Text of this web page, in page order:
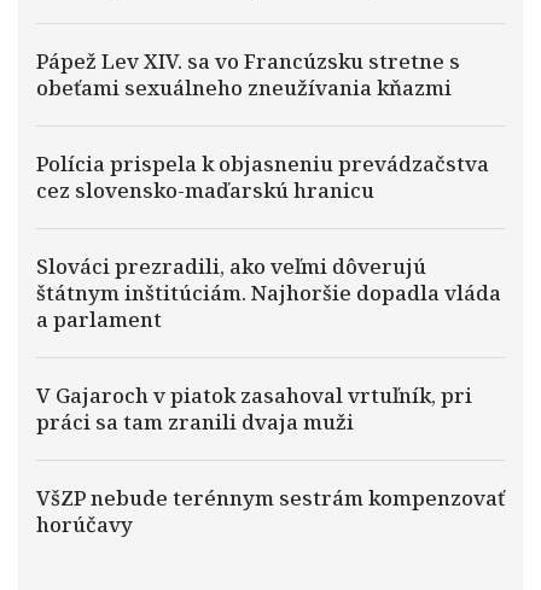
Pápež Lev XIV. sa vo Francúzsku stretne s
obeťami sexuálneho zneužívania kňazmi
Polícia prispela k objasneniu prevádzačstva
cez slovensko-maďarskú hranicu
Slováci prezradili, ako veľmi dôverujú
štátnym inštitúciám. Najhoršie dopadla vláda
a parlament
V Gajaroch v piatok zasahoval vrtuľník, pri
práci sa tam zranili dvaja muži
VšZP nebude terénnym sestrám kompenzovať
horúčavy